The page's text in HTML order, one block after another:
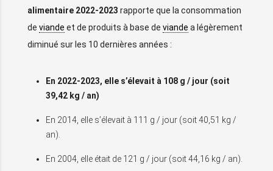
alimentaire 2022-2023 rapporte que la consommation
de viande et de produits à base de viande a légèrement
diminué sur les 10 dernières années :
En 2022-2023, elle s’élevait à 108 g / jour (soit
39,42 kg / an)
En 2014, elle s’élevait à 111 g / jour (soit 40,51 kg /
an).
En 2004, elle était de 121 g / jour (soit 44,16 kg / an).